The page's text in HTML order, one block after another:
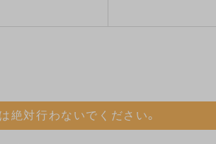
絶対行わないでください。